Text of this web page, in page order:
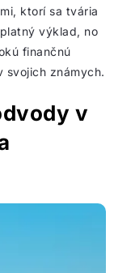
ktorí sa tvária
výklad, no
finančnú
svojich známych.
v